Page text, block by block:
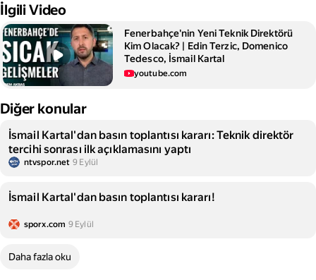
İlgili Video
Fenerbahçe'nin Yeni Teknik Direktörü
Kim Olacak? | Edin Terzic, Domenico
Tedesco, İsmail Kartal
youtube.com
Diğer konular
İsmail Kartal'dan basın toplantısı kararı: Teknik direktör
tercihi sonrası ilk açıklamasını yaptı
ntvspor.net 9 Eylül
İsmail Kartal'dan basın toplantısı kararı!
sporx.com 9 Eylül
Daha fazla oku